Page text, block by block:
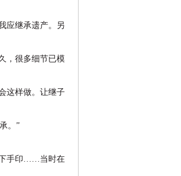
应继承遗产。另
，很多细节已模
这样做。让继子
。”
下手印……当时在